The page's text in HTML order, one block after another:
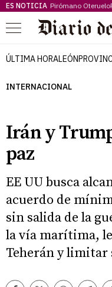
ES NOTICIA Pirómano Oteruelo
Menú
ÚLTIMA HORALEÓN
INTERNACIONAL
Irán y
paz
EE UU busca
acuerdo de
sin salida de la
la vía marítima,
Teherán y limitar